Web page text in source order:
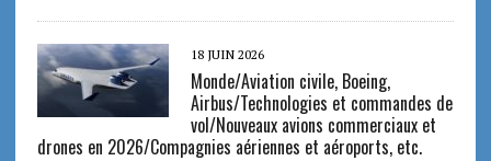
18 JUIN 2026
Monde/Aviation civile, Boeing,
Airbus/Technologies et commandes de
vol/Nouveaux avions commerciaux et
drones en 2026/Compagnies aériennes et aéroports, etc.